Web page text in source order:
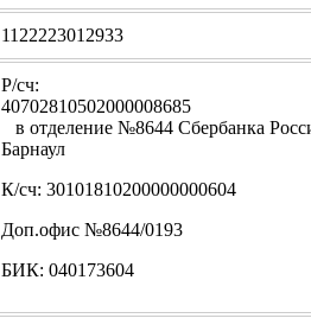
1122223012933
Р/сч:
в отделение №8644 Сбербанка
Барнаул
К/сч: 30101810200000000604
Доп.офис №8644/0193
БИК: 040173604